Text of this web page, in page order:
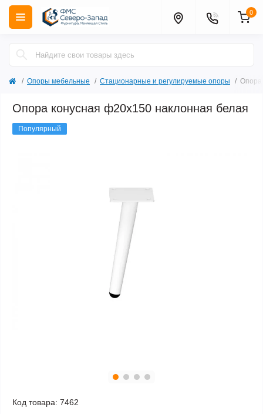
0
Опоры мебельные Стационарные и регулируемые опоры Опора
Опора конусная ф20х150 наклонная белая
Популярный
Код товара: 7462